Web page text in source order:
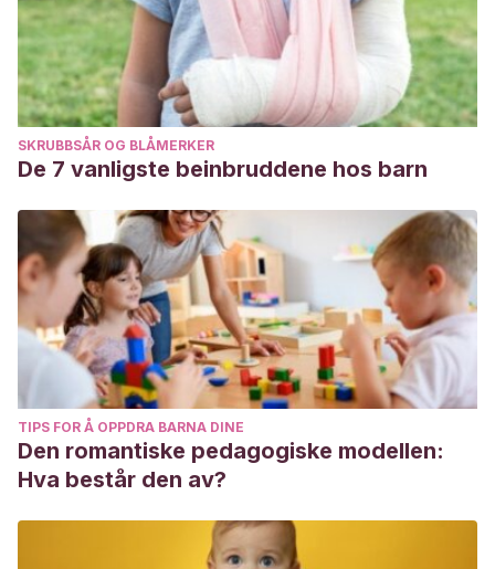
SKRUBBSÅR OG BLÅMERKER
De 7 vanligste beinbruddene hos barn
TIPS FOR Å OPPDRA BARNA DINE
Den romantiske pedagogiske modellen:
Hva består den av?